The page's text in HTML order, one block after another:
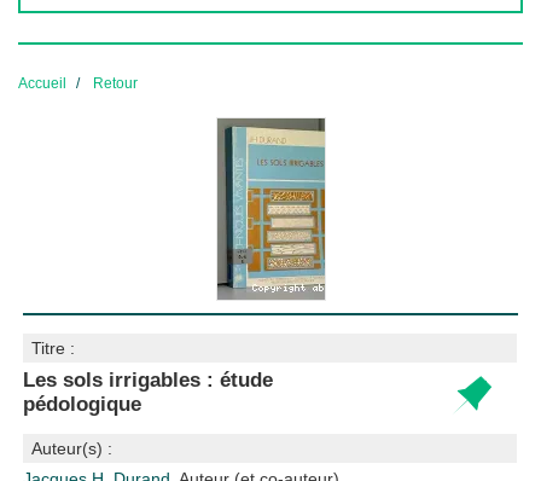
Accueil Retour
Titre :
Les sols irrigables : étude
pédologique
Auteur(s) :